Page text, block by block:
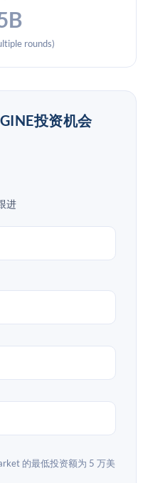
rounds)
投资机会
进
的最低投资额为 5 万美